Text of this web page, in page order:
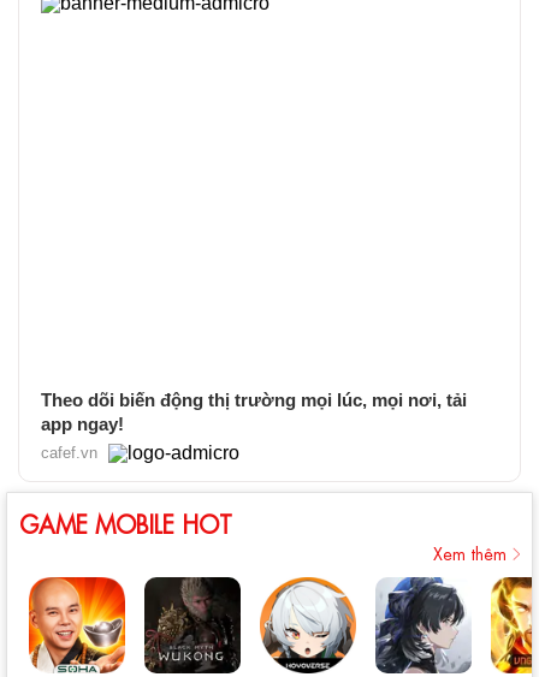
Theo dõi biến động thị trường mọi lúc, mọi nơi, tải
app ngay!
cafef.vn
GAME MOBILE HOT
Xem thêm